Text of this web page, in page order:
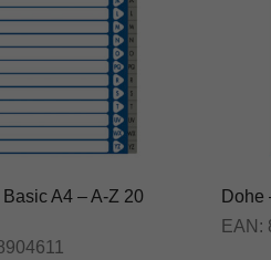
A4 – A-Z 20
Dohe
EAN: